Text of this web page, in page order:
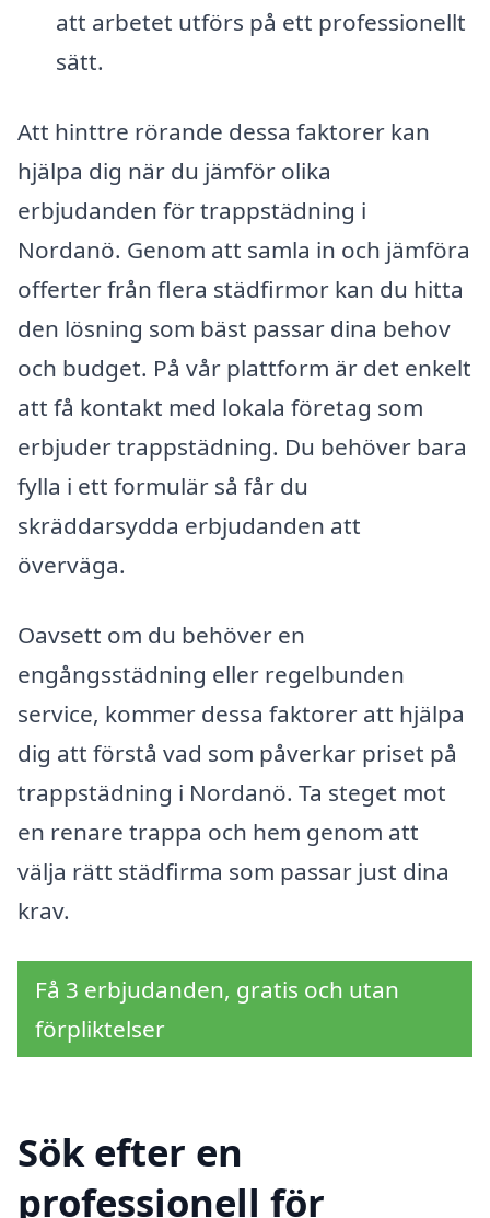
att arbetet utförs på ett professionellt
sätt.
Att hinttre rörande dessa faktorer kan
hjälpa dig när du jämför olika
erbjudanden för trappstädning i
Nordanö. Genom att samla in och jämföra
offerter från flera städfirmor kan du hitta
den lösning som bäst passar dina behov
och budget. På vår plattform är det enkelt
att få kontakt med lokala företag som
erbjuder trappstädning. Du behöver bara
fylla i ett formulär så får du
skräddarsydda erbjudanden att
överväga.
Oavsett om du behöver en
engångsstädning eller regelbunden
service, kommer dessa faktorer att hjälpa
dig att förstå vad som påverkar priset på
trappstädning i Nordanö. Ta steget mot
en renare trappa och hem genom att
välja rätt städfirma som passar just dina
krav.
Få 3 erbjudanden, gratis och utan
förpliktelser
Sök efter en
professionell för